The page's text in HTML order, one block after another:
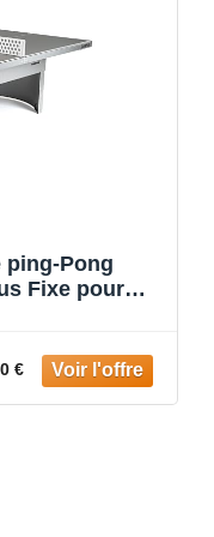
ping-Pong
Fixe pour
FFTT Loisir et
€